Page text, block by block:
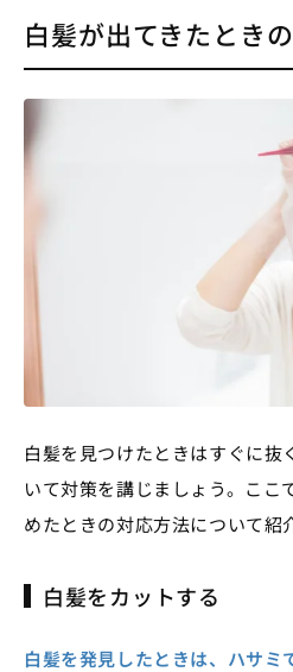
白髪が出てきたとき
白髪を見つけたときはすぐに抜
いて対策を講じましょう。ここ
めたときの対応方法について紹
白髪をカットする
白髪を発見したときは、ハサミ